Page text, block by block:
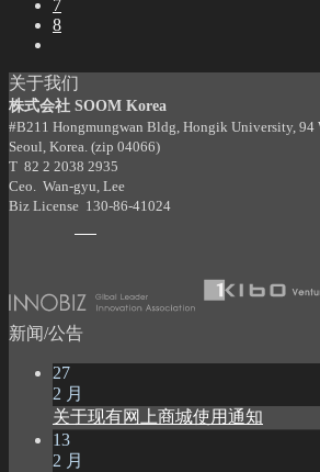
7
8
关于我们
株式会社 SOOM Korea
#B211 Hongmungwan Bldg, Hongik University, 94
Seoul, Korea. (zip 04066)
T 82 2 2038 2935
Ceo. Wan-gyu, Lee
Biz License 130-86-41024
新闻/公告
27
2 月
关于现有网上商城使用通知
13
2 月